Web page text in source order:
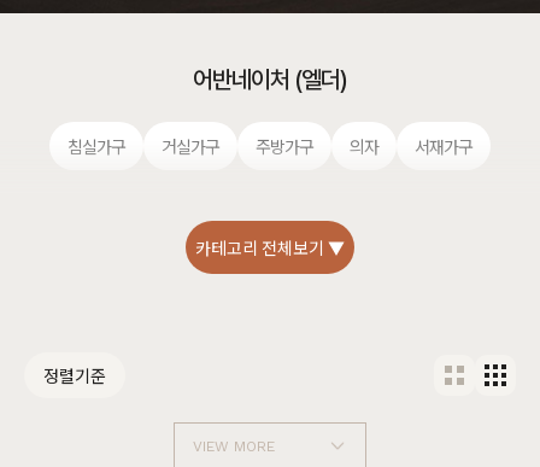
어반네이처 (엘더)
침실가구 거실가구 주방가구 의자 서재가구
카테고리 전체보기 ▼
정렬기준
VIEW MORE